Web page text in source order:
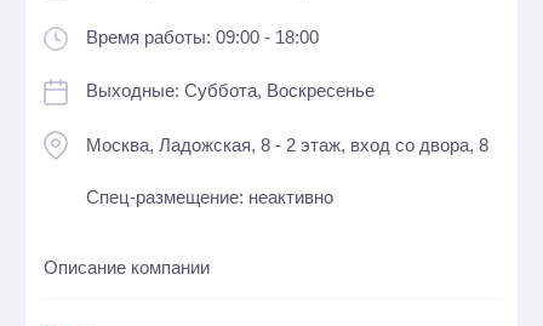
Время работы: 09:00 - 18:00
Выходные: Суббота, Воскресенье
Москва, Ладожская, 8 - 2 этаж, вход со двора, 8
Спец-размещение: неактивно
Описание компании